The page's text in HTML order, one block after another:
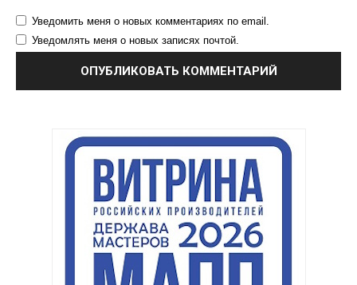
Уведомить меня о новых комментариях по email.
Уведомлять меня о новых записях почтой.